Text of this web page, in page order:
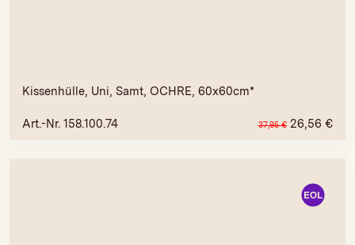
Kissenhülle, Uni, Samt, OCHRE, 60x60cm*
Art.-Nr. 158.100.74 37,95€ 26,56 €